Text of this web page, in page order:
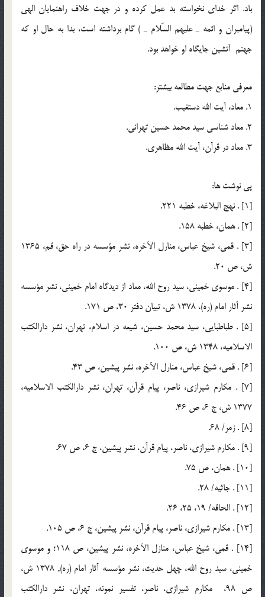
باد. اگر خداي نخواسته بد عمل كرده و در جهت خلاف راهنمايان الهي
(پيامبران و ائمه ـ عليهم السّلام ـ ) گام برداشته است، بدا به حال او كه
جهنم آتشين جايگاه او خواهد بود.
معرفي منابع جهت مطالعه بيشتر:
1. معاد، آيت الله دستغيب.
2. معاد شناسي سيد محمد حسين تهراني.
3. معاد در قرآن، آيت الله مظاهري.
پي نوشت ها:
[1] . نهج البلاغه، خطبه 221.
[2] . همان، خطبه 158.
[3] . قمي، شيخ عباس، منارل الآخره، نشر مؤسسه در راه حق، قم، 1365
ش، ص 20.
[4] . موسوي خميني، سيد روح الله، معاد از ديدگاه امام خميني، نشر مؤسسه
نشر آثار امام (ره)، 1378 ش، تبيان دفتر 30، ص 171.
[5] . طباطبايي، سيد محمد حسين، شيعه در اسلام، تهران، نشر دارالكتب
الاسلاميه، 1348 ش، ص 100.
[6] . قمي، شيخ عباس، منارل الآخره، نشر پيشين، ص 43.
[7] . مكارم شيرازي، ناصر، پيام قرآن، تهران، نشر دارالكتب الاسلاميه،
1377 ش، ج 6، ص 46.
[8] . زمر/ 68.
[9] . مكارم شيرازي، ناصر، پيام قرآن، نشر پيشين، ج 6، ص 67.
[10] . همان، ص 75.
[11] . جاثيه/ 28.
[12] . الحاقه/ 19، 25، 26.
[13] . مكارم شيرازي، ناصر، پيام قرآن، نشر پيشين، ج 6، ص 105.
[14] . قمي، شيخ عباس، منازل الآخره، نشر پيشين، ص 118؛ و موسوي
خميني، سيد روح الله، چهل حديث، نشر مؤسسه آثار امام (ره), 1378 ش،
ص 98، مكارم شيرازي، ناصر، تفسير نمونه، تهران، نشر دارالكتب